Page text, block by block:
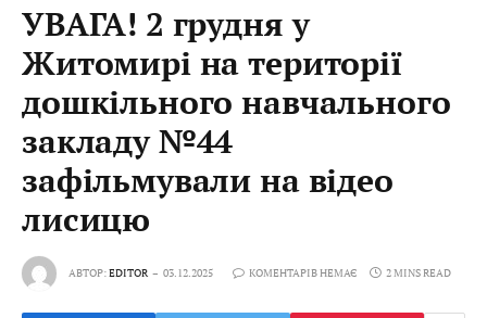
УВАГА! 2 грудня у
Житомирі на території
дошкільного навчального
закладу №44
зафільмували на відео
лисицю
АВТОР:EDITOR 03.12.2025 КОМЕНТАРІВ НЕМАЄ 2 MINS READ